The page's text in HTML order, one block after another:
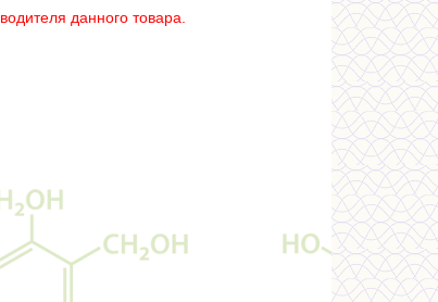
данного товара.